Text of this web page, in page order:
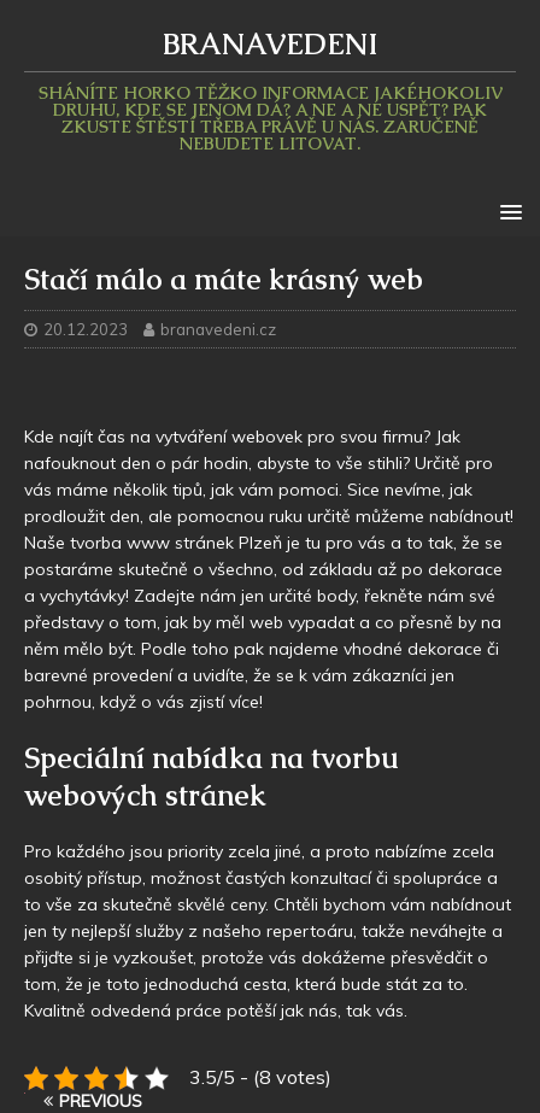
BRANAVEDENI
SHÁNÍTE HORKO TĚŽKO INFORMACE JAKÉHOKOLIV
DRUHU, KDE SE JENOM DÁ? A NE A NE USPĚT? PAK
ZKUSTE ŠTĚSTÍ TŘEBA PRÁVĚ U NÁS. ZARUČENĚ
NEBUDETE LITOVAT.
Stačí málo a máte krásný web
20.12.2023 branavedeni.cz
Kde najít čas na vytváření webovek pro svou firmu? Jak
nafouknout den o pár hodin, abyste to vše stihli? Určitě pro
vás máme několik tipů, jak vám pomoci. Sice nevíme, jak
prodloužit den, ale pomocnou ruku určitě můžeme nabídnout!
Naše tvorba www stránek Plzeň je tu pro vás a to tak, že se
postaráme skutečně o všechno, od základu až po dekorace
a vychytávky! Zadejte nám jen určité body, řekněte nám své
představy o tom, jak by měl web vypadat a co přesně by na
něm mělo být. Podle toho pak najdeme vhodné dekorace či
barevné provedení a uvidíte, že se k vám zákazníci jen
pohrnou, když o vás zjistí více!
Speciální nabídka na tvorbu
webových stránek
Pro každého jsou priority zcela jiné, a proto nabízíme zcela
osobitý přístup, možnost častých konzultací či spolupráce a
to vše za skutečně skvělé ceny. Chtěli bychom vám nabídnout
jen ty nejlepší služby z našeho repertoáru, takže neváhejte a
přijďte si je vyzkoušet, protože vás dokážeme přesvědčit o
tom, že je toto jednoduchá cesta, která bude stát za to.
Kvalitně odvedená práce potěší jak nás, tak vás.
3.5/5 - (8 votes)
PREVIOUS